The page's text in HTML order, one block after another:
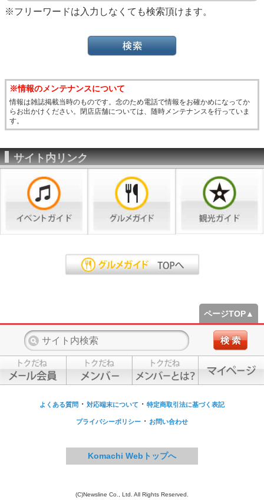
※フリーワードは入力しなくても検索頂けます。
※情報のメンテナンスについて
情報は雑誌掲載当時のものです。念のため電話で情報をお確かめになってか
らお出かけください。閉店店舗については、随時メンテナンスを行っていま
す。
サイト内リンク
ページTOP▲
よくある質問 ・ 対応端末について ・ 特定商取引法に基づく表記
プライバシーポリシー ・ お問い合わせ
Komachi Webトップへ
(C)Newsline Co., Ltd. All Rights Reserved.